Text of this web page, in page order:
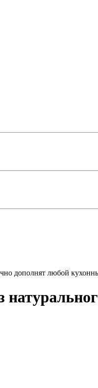
дополнят любой